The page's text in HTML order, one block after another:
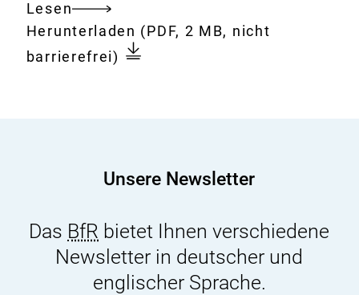
Lesen
Gesamtes
Dokument
Download:
Herunterladen PDF
Schulungsmaterial
(PDF, 2 MB, nicht
barrierefrei)
Unsere Newsletter
Das BfR bietet Ihnen verschiedene
Newsletter in deutscher und
englischer Sprache.